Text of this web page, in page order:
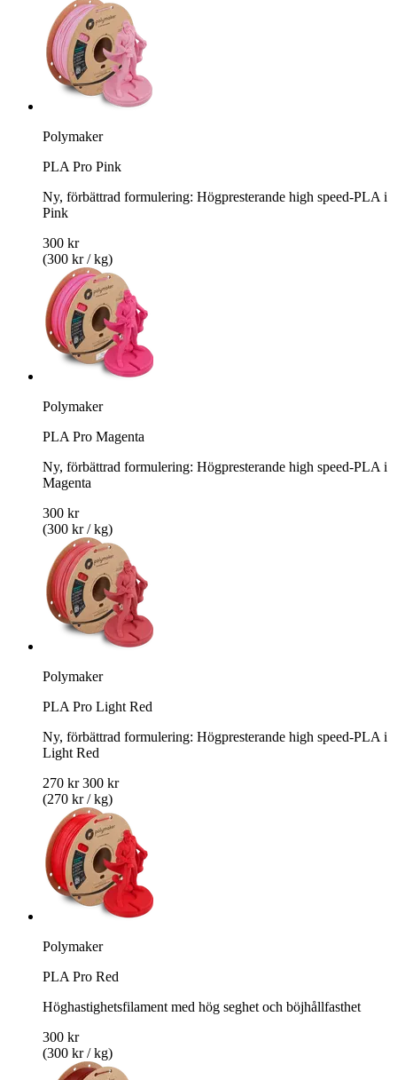
Polymaker
PLA Pro Pink
Ny, förbättrad formulering: Högpresterande high speed-PLA i
Pink
300 kr
(300 kr / kg)
Polymaker
PLA Pro Magenta
Ny, förbättrad formulering: Högpresterande high speed-PLA i
Magenta
300 kr
(300 kr / kg)
Polymaker
PLA Pro Light Red
Ny, förbättrad formulering: Högpresterande high speed-PLA i
Light Red
270 kr 300 kr
(270 kr / kg)
Polymaker
PLA Pro Red
Höghastighetsfilament med hög seghet och böjhållfasthet
300 kr
(300 kr / kg)